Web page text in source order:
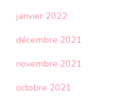
janvier 2022
décembre 2021
novembre 2021
octobre 2021